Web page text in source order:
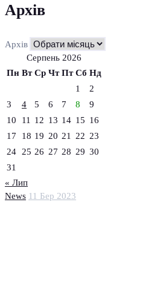
News 11 Бер 2023
Архів
Архів
Серпень 2026
Пн Вт Ср Чт Пт Сб Нд
1
2
3
4 5 6 7 8
9
10
11 12 13 14 15 16
17
18 19 20 21 22 23
24
25 26 27 28 29 30
31
« Лип